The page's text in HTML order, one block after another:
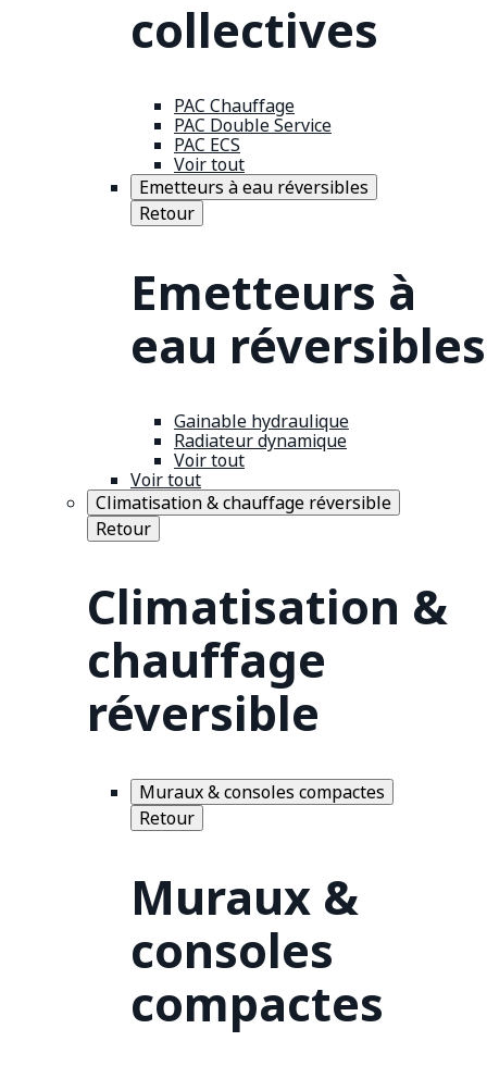
collectives
PAC Chauffage
PAC Double Service
PAC ECS
Voir tout
Emetteurs à eau réversibles
Retour
Emetteurs à
eau réversibles
Gainable hydraulique
Radiateur dynamique
Voir tout
Voir tout
Climatisation & chauffage réversible
Retour
Climatisation &
chauffage
réversible
Muraux & consoles compactes
Retour
Muraux &
consoles
compactes